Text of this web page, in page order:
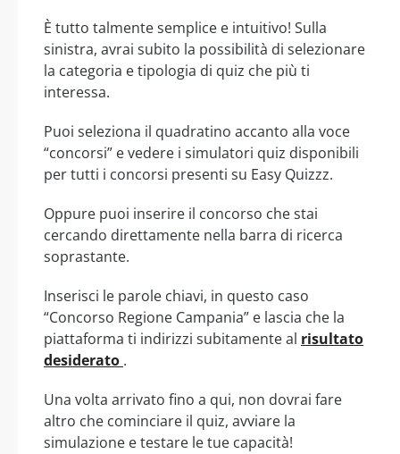
È tutto talmente semplice e intuitivo! Sulla
sinistra, avrai subito la possibilità di selezionare
la categoria e tipologia di quiz che più ti
interessa.
Puoi seleziona il quadratino accanto alla voce
“concorsi” e vedere i simulatori quiz disponibili
per tutti i concorsi presenti su Easy Quizzz.
Oppure puoi inserire il concorso che stai
cercando direttamente nella barra di ricerca
soprastante.
Inserisci le parole chiavi, in questo caso
“Concorso Regione Campania” e lascia che la
piattaforma ti indirizzi subitamente al risultato
desiderato .
Una volta arrivato fino a qui, non dovrai fare
altro che cominciare il quiz, avviare la
simulazione e testare le tue capacità!